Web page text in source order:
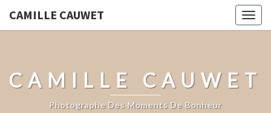
CAMILLE CAUWET
CAMILLE CAUWET
Photographe Des Moments De Bonheur